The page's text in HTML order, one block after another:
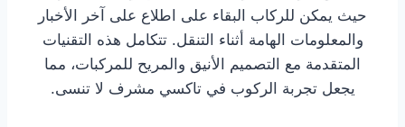
حيث يمكن للركاب البقاء على اطلاع على آخر الأخبار
والمعلومات الهامة أثناء التنقل. تتكامل هذه التقنيات
المتقدمة مع التصميم الأنيق والمريح للمركبات، مما
يجعل تجربة الركوب في تاكسي مشرف لا تنسى.